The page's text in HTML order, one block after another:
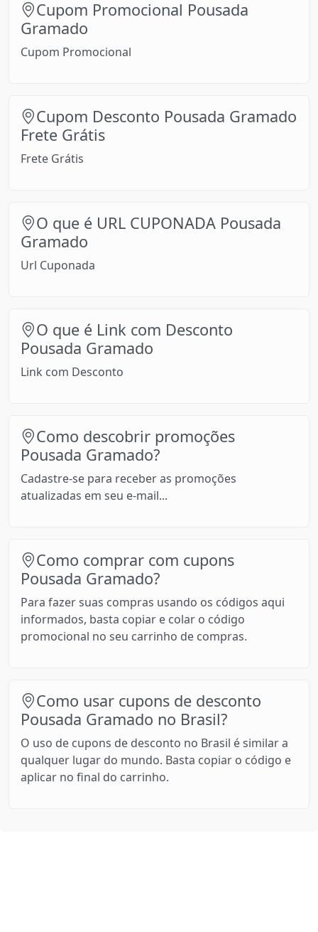
Cupom Promocional Pousada
Gramado
Cupom Promocional
Cupom Desconto Pousada Gramado
Frete Grátis
Frete Grátis
O que é URL CUPONADA Pousada
Gramado
Url Cuponada
O que é Link com Desconto
Pousada Gramado
Link com Desconto
Como descobrir promoções
Pousada Gramado?
Cadastre-se para receber as promoções
atualizadas em seu e-mail...
Como comprar com cupons
Pousada Gramado?
Para fazer suas compras usando os códigos aqui
informados, basta copiar e colar o código
promocional no seu carrinho de compras.
Como usar cupons de desconto
Pousada Gramado no Brasil?
O uso de cupons de desconto no Brasil é similar a
qualquer lugar do mundo. Basta copiar o código e
aplicar no final do carrinho.